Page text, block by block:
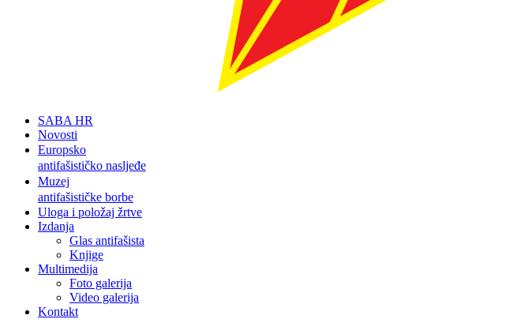
SABA HR
Novosti
Europsko
antifašističko nasljeđe
Muzej
antifašističke borbe
Uloga i položaj žrtve
Izdanja
Glas antifašista
Knjige
Multimedija
Foto galerija
Video galerija
Kontakt